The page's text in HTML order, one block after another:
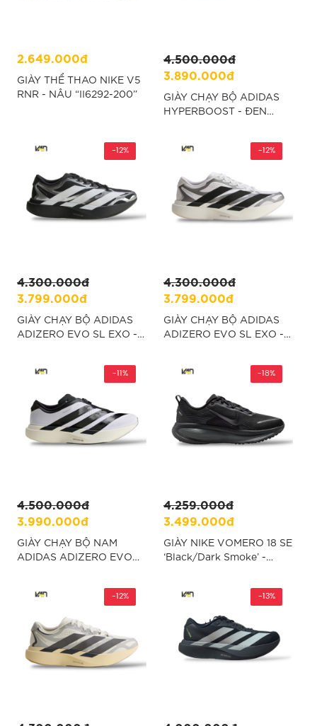
2.649.000đ
GIÀY THỂ THAO NIKE V5
RNR - NÂU “II6292-200”
4.500.000đ
3.890.000đ
GIÀY CHẠY BỘ ADIDAS
HYPERBOOST - ĐEN
4.300.000đ
3.799.000đ
-12%
GIÀY CHẠY BỘ ADIDAS
ADIZERO EVO SL EXO -
4.300.000đ
3.799.000đ
-12%
GIÀY CHẠY BỘ ADIDAS
ADIZERO EVO SL EXO -
4.500.000đ
3.990.000đ
-11%
GIÀY CHẠY BỘ NAM
ADIDAS ADIZERO EVO
4.259.000đ
3.499.000đ
-18%
GIÀY NIKE VOMERO 18 SE
‘Black/Dark Smoke’ -
-12% -13%